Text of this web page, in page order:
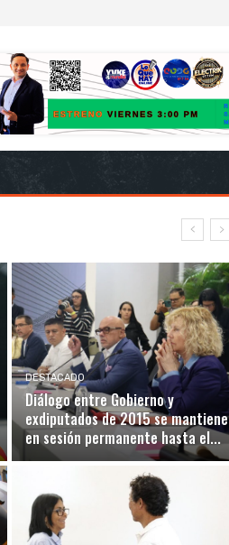
DESTACADO
Diálogo entre Gobierno y
exdiputados de 2015 se mantiene
en sesión permanente hasta el...